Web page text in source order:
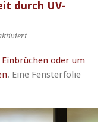
durch UV-
für
Sie
Gesundheit
Schutzfolien
oder um
. Eine Fensterfolie